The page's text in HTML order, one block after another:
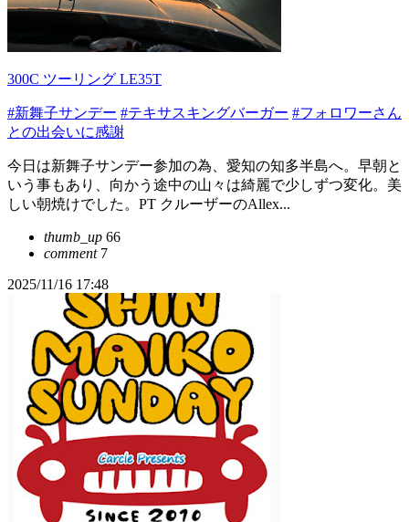
300C ツーリング LE35T
#新舞子サンデー #テキサスキングバーガー #フォロワーさん
との出会いに感謝
今日は新舞子サンデー参加の為、愛知の知多半島へ。早朝と
いう事もあり、向かう途中の山々は綺麗で少しずつ変化。美
しい朝焼けでした。PT クルーザーのAllex...
thumb_up 66
comment7
2025/11/16 17:48